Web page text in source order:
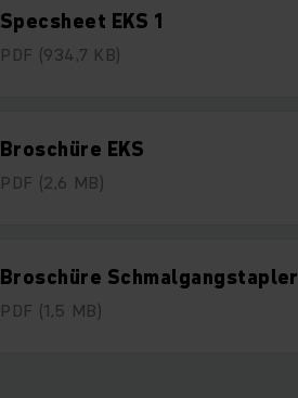
Specsheet EKS 1
PDF (934,7 KB)
Broschüre EKS
PDF (2,6 MB)
Broschüre Schmalgangstapler
PDF (1,5 MB)